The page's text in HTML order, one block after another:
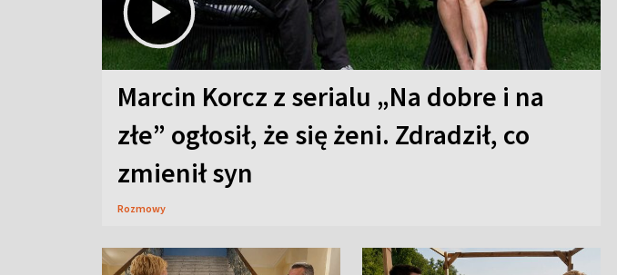
Marcin Korcz z serialu „Na dobre i na
złe” ogłosił, że się żeni. Zdradził, co
zmienił syn
Rozmowy